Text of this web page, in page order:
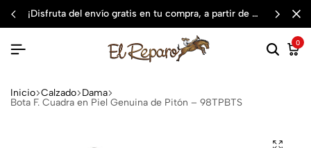
¡disfruta del envío gratis en tu compra, a partir de $3,000 mxn
0
Inicio Calzado Dama
Bota F. Cuadra en Piel Genuina de Pitón – 98TPBTS